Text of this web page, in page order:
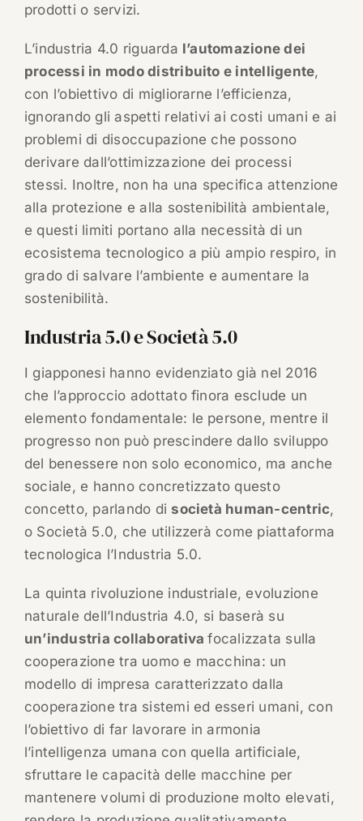
prodotti o servizi.
L’industria 4.0 riguarda l’automazione dei
processi in modo distribuito e intelligente,
con l’obiettivo di migliorarne l’efficienza,
ignorando gli aspetti relativi ai costi umani e ai
problemi di disoccupazione che possono
derivare dall’ottimizzazione dei processi
stessi. Inoltre, non ha una specifica attenzione
alla protezione e alla sostenibilità ambientale,
e questi limiti portano alla necessità di un
ecosistema tecnologico a più ampio respiro, in
grado di salvare l’ambiente e aumentare la
sostenibilità.
Industria 5.0 e Società 5.0
I giapponesi hanno evidenziato già nel 2016
che l’approccio adottato finora esclude un
elemento fondamentale: le persone, mentre il
progresso non può prescindere dallo sviluppo
del benessere non solo economico, ma anche
sociale, e hanno concretizzato questo
concetto, parlando di società human-centric,
o Società 5.0, che utilizzerà come piattaforma
tecnologica l’Industria 5.0.
La quinta rivoluzione industriale, evoluzione
naturale dell’Industria 4.0, si baserà su
un’industria collaborativafocalizzata sulla
cooperazione tra uomo e macchina: un
modello di impresa caratterizzato dalla
cooperazione tra sistemi ed esseri umani, con
l’obiettivo di far lavorare in armonia
l’intelligenza umana con quella artificiale,
sfruttare le capacità delle macchine per
mantenere volumi di produzione molto elevati,